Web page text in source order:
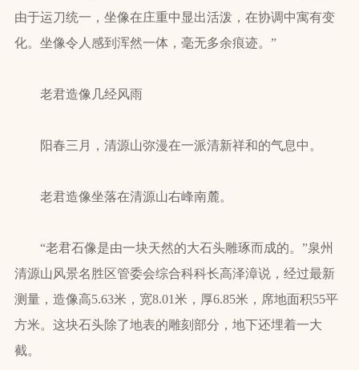
由于运刀统一，坐像在庄重中显出活泼，在协调中寓有变
化。坐像令人感到浑然一体，毫无多余痕迹。”
老君造像几经风雨
阳春三月，清源山弥漫在一派清新祥和的气息中。
老君造像坐落在清源山右峰南麓。
“老君石像是由一块天然的大石头雕琢而成的。”泉州
清源山风景名胜区管委会综合科科长高泽漳说，经过最新
测量，造像高5.63米，宽8.01米，厚6.85米，席地面积55平
方米。这块石头除了地表的雕刻部分，地下还埋着一大
截。